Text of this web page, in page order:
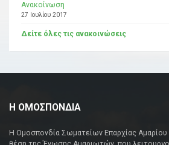
Ανακοίνωση
27 Ιουλίου 2017
Δείτε όλες τις ανακοινώσεις
Η ΟΜΟΣΠΟΝΔΙΑ
Η Ομοσπονδία Σωματείων Επαρχίας Αμαρίου